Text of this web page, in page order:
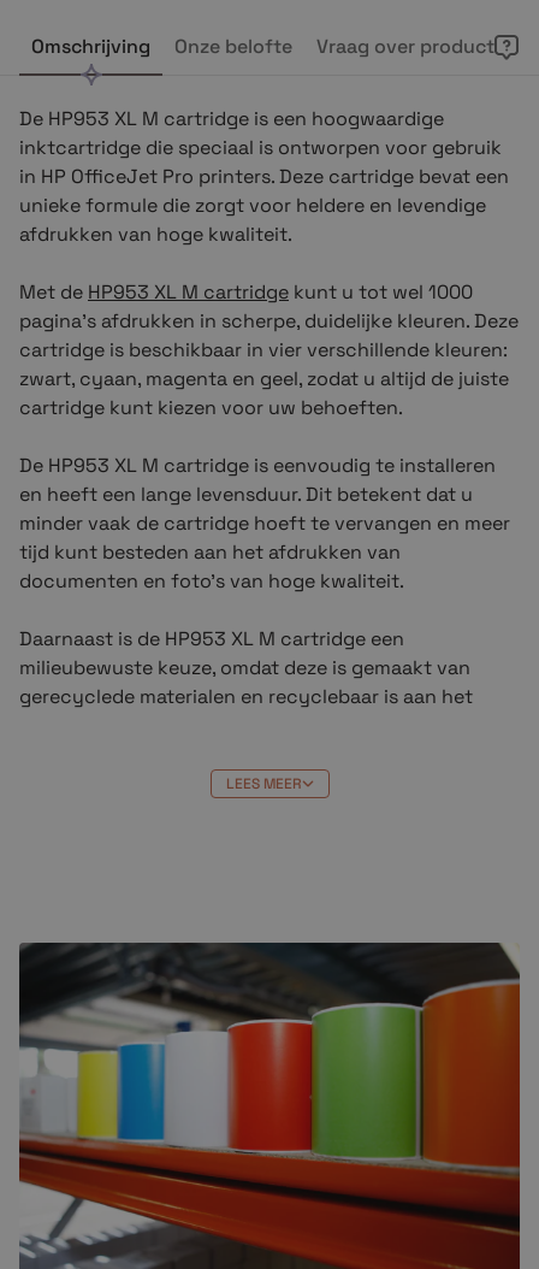
Omschrijving Onze belofte Vraag over product
De HP953 XL M cartridge is een hoogwaardige
inktcartridge die speciaal is ontworpen voor gebruik
in HP OfficeJet Pro printers. Deze cartridge bevat een
unieke formule die zorgt voor heldere en levendige
afdrukken van hoge kwaliteit.
Met de HP953 XL M cartridge kunt u tot wel 1000
pagina's afdrukken in scherpe, duidelijke kleuren. Deze
cartridge is beschikbaar in vier verschillende kleuren:
zwart, cyaan, magenta en geel, zodat u altijd de juiste
cartridge kunt kiezen voor uw behoeften.
De HP953 XL M cartridge is eenvoudig te installeren
en heeft een lange levensduur. Dit betekent dat u
minder vaak de cartridge hoeft te vervangen en meer
tijd kunt besteden aan het afdrukken van
documenten en foto's van hoge kwaliteit.
Daarnaast is de HP953 XL M cartridge een
milieubewuste keuze, omdat deze is gemaakt van
gerecyclede materialen en recyclebaar is aan het
levensduur en een milieubewuste keuze.
Bestellen bij Crazylabels
HP953 XL M
veel voordelen. Je profiteert van de beste prijs en:
Niet goed = geld terug
Gratis verzending vanaf €99,-
Uitmuntende klantenservice (klanten
beoordelen ons met een 9,7)
LEES MEER